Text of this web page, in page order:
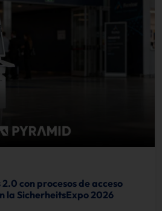
con procesos de acceso
la SicherheitsExpo 2026